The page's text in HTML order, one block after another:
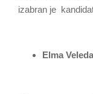
izabran je
Elma